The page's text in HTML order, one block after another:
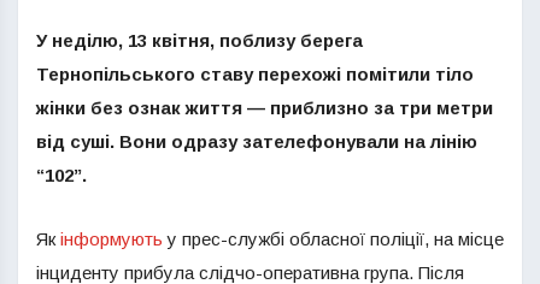
У неділю, 13 квітня, поблизу берега
Тернопільського ставу перехожі помітили тіло
жінки без ознак життя — приблизно за три метри
від суші. Вони одразу зателефонували на лінію
“102”.
Як інформують у прес-службі обласної поліції, на місце
інциденту прибула слідчо-оперативна група. Після